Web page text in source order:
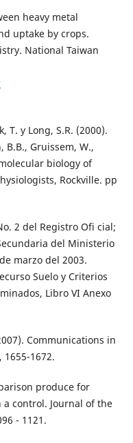
heavy metal
uptake by crops.
National Taiwan
T. y Long, S.R. (2000).
Gruissem, W.,
biology of
Rockville. pp
2 del Registro Ofi cial;
del Ministerio
marzo del 2003.
Suelo y Criterios
Libro VI Anexo
Communications in
1655-1672.
produce for
control. Journal of the
- 1121.